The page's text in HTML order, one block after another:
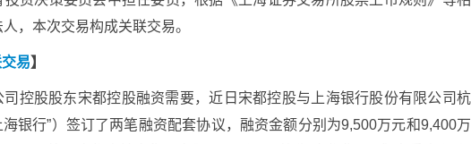
，本次交易构成关联交易。
易】
司控股股东宋都控股融资需要，近日宋都控股与上海银行股份有限公司杭
海银行”）签订了两笔融资配套协议，融资金额分别为9,500万元和9,400万